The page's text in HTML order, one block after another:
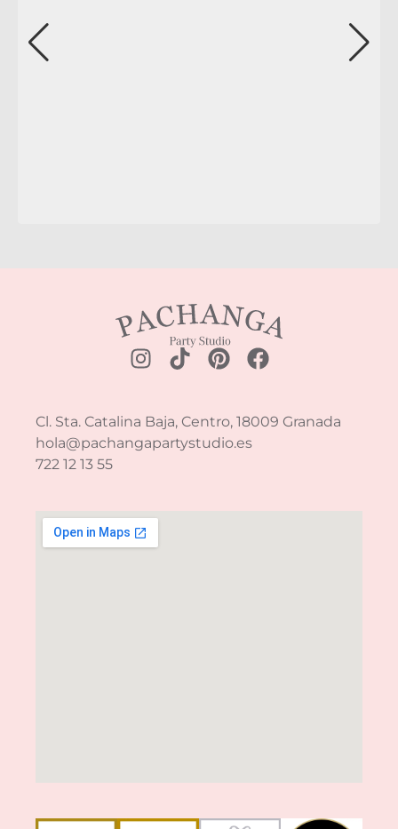
Cl. Sta. Catalina Baja, Centro, 18009 Granada
hola@pachangapartystudio.es
722 12 13 55